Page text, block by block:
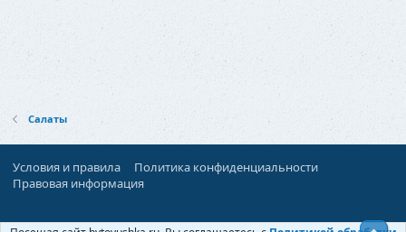
Салаты
Условия и правила
Политика конфиденциальности
Правовая информация
При поддержке:«Ностальгист»